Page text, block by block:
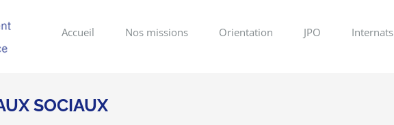
Accueil Nos missions Orientation JPO Internats
SOCIAUX